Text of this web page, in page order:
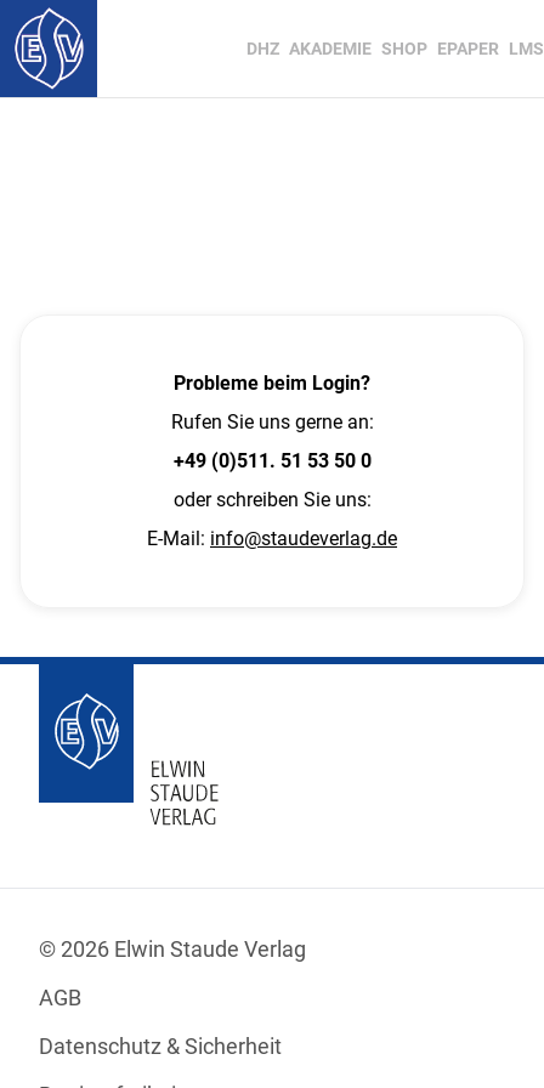
DHZ AKADEMIE SHOP EPAPER LMS
Probleme beim Login?
Rufen Sie uns gerne an:
+49 (0)511. 51 53 50 0
oder schreiben Sie uns:
E-Mail: info@staudeverlag.de
© 2026 Elwin Staude Verlag
AGB
Datenschutz & Sicherheit